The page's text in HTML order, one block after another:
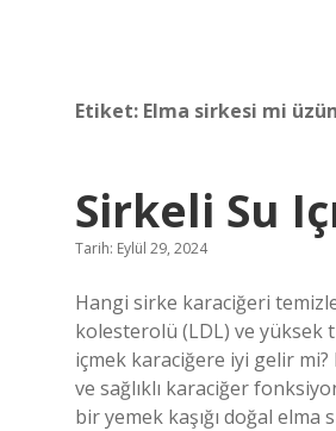
Etiket: Elma sirkesi mi
Sirkeli Su
Tarih: Eylül 29, 2024
Hangi sirke karaciğeri
kolesterolü (LDL) ve yüksek
içmek karaciğere iyi gelir
ve sağlıklı karaciğer
bir yemek kaşığı doğal